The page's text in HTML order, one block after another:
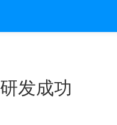
发成功